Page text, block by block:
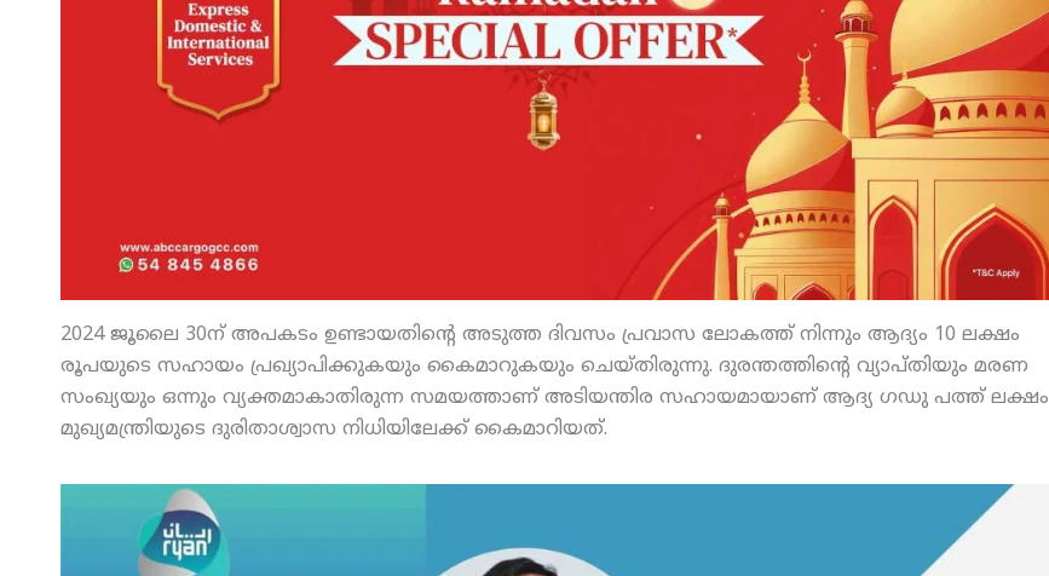
2024 ജൂലൈ 30ന് അപകടം ഉണ്ടായതിന്റെ അടുത്ത ദിവസം പ്രവാസ ലോകത്ത് നിന്നും ആദ്യം 10 ലക്ഷം
രൂപയുടെ സഹായം പ്രഖ്യാപിക്കുകയും കൈമാറുകയും ചെയ്തിരുന്നു. ദുരന്തത്തിന്റെ വ്യാപ്തിയും മരണ
സംഖ്യയും ഒന്നും വ്യക്തമാകാതിരുന്ന സമയത്താണ് അടിയന്തിര സഹായമായാണ് ആദ്യ ഗഡു പത്ത് ലക്ഷം
മുഖ്യമന്ത്രിയുടെ ദുരിതാശ്വാസ നിധിയിലേക്ക് കൈമാറിയത്.